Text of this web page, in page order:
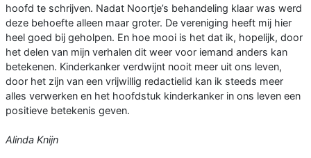
hoofd te schrijven. Nadat Noortje’s behandeling klaar was werd
deze behoefte alleen maar groter. De vereniging heeft mij hier
heel goed bij geholpen. En hoe mooi is het dat ik, hopelijk, door
het delen van mijn verhalen dit weer voor iemand anders kan
betekenen. Kinderkanker verdwijnt nooit meer uit ons leven,
door het zijn van een vrijwillig redactielid kan ik steeds meer
alles verwerken en het hoofdstuk kinderkanker in ons leven een
positieve betekenis geven.
Alinda Knijn